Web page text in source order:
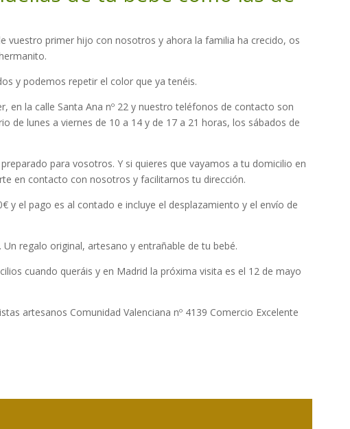
vuestro primer hijo con nosotros y ahora la familia ha crecido, os
y podemos repetir el color que ya tenéis.
en la calle Santa Ana nº 22 y nuestro teléfonos de contacto son
de lunes a viernes de 10 a 14 y de 17 a 21 horas, los sábados de
para vosotros. Y si quieres que vayamos a tu domicilio en
en contacto con nosotros y facilitarnos tu dirección.
y el pago es al contado e incluye el desplazamiento y el envío de
regalo original, artesano y entrañable de tu bebé.
cuando queráis y en Madrid la próxima visita es el 12 de mayo
artesanos Comunidad Valenciana nº 4139 Comercio Excelente